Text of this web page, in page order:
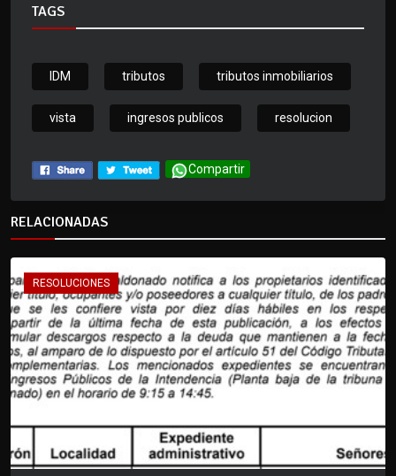
TAGS
IDM tributos tributos inmobiliarios
vista ingresos publicos resolucion
Compartir
RELACIONADAS
RESOLUCIONES